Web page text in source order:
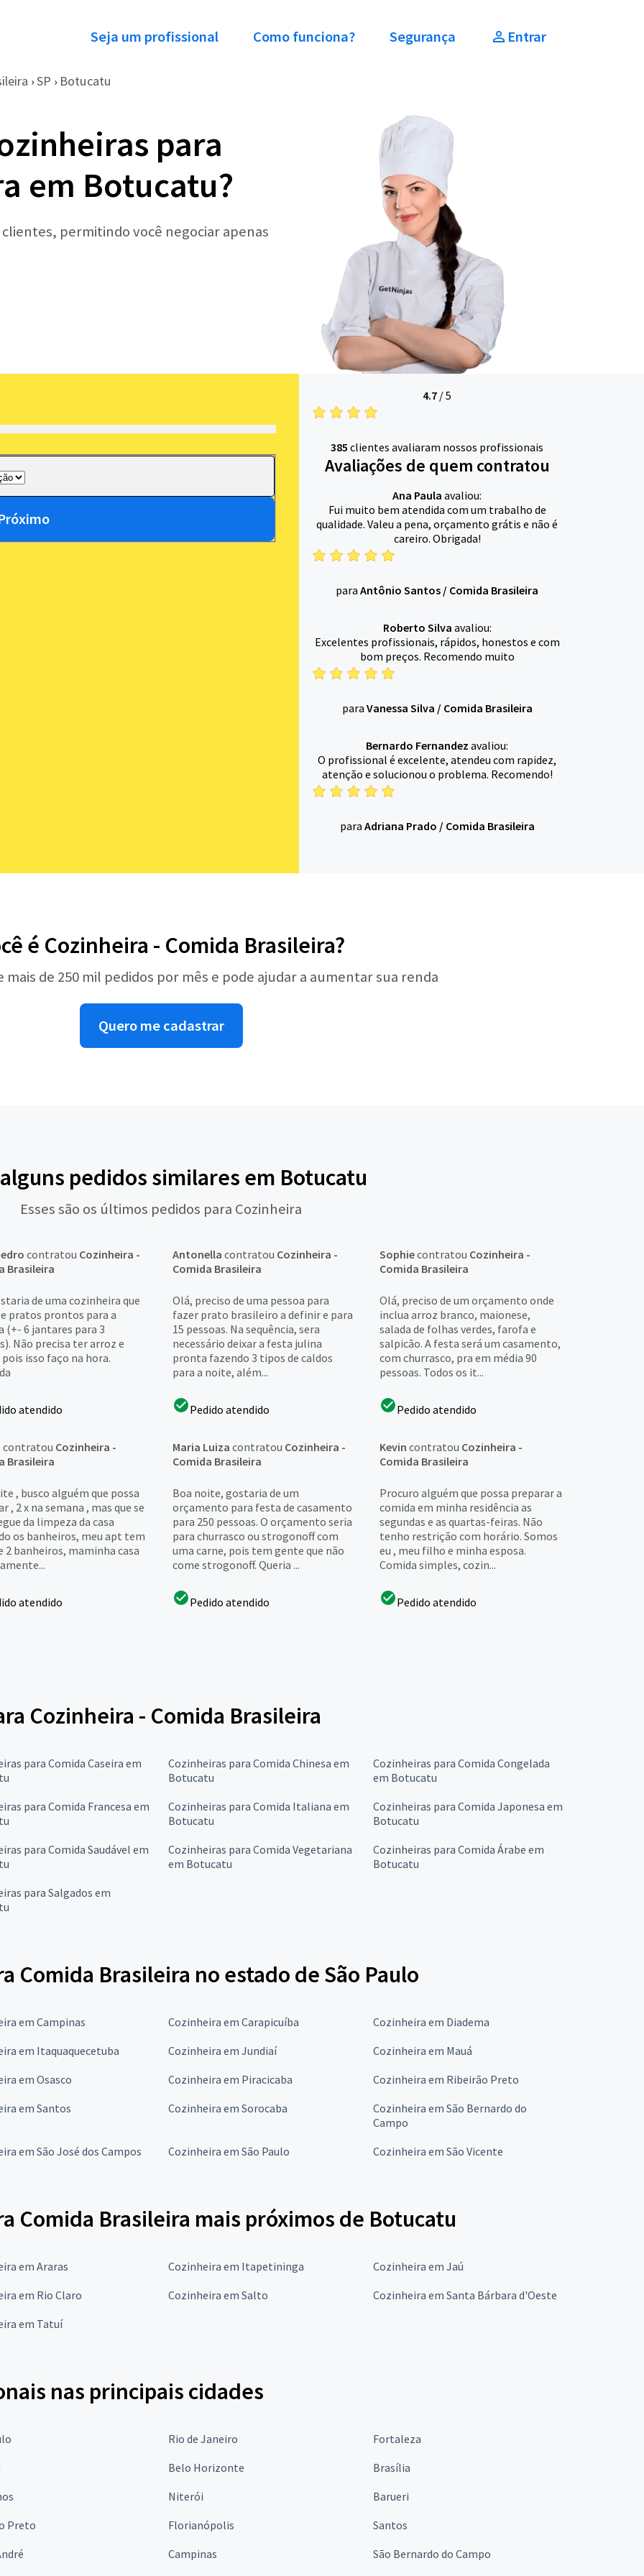
Seja um profissional Como funciona? Segurança Entrar
› SP › Botucatu
para
em Botucatu?
permitindo você negociar apenas
4.7 /5
385 clientes avaliaram nossos profissionais
Avaliações de quem contratou
Ana Paula avaliou:
Fui muito bem atendida com um trabalho de
qualidade. Valeu a pena, orçamento grátis e não é
careiro. Obrigada!
para Antônio Santos / Comida Brasileira
Roberto Silva avaliou:
Excelentes profissionais, rápidos, honestos e com
bom preços. Recomendo muito
para Vanessa Silva / Comida Brasileira
Bernardo Fernandez avaliou:
O profissional é excelente, atendeu com rapidez,
atenção e solucionou o problema. Recomendo!
para Adriana Prado / Comida Brasileira
é Cozinheira - Comida Brasileira?
mais de 250 mil pedidos por mês e pode ajudar a aumentar sua renda
Quero me cadastrar
pedidos similares em Botucatu
Esses são os últimos pedidos para Cozinheira
contratou Cozinheira -
Brasileira
de uma cozinheira que
pratos prontos para a
(+- 6 jantares para 3
Não precisa ter arroz e
isso faço na hora.
atendido
Antonella contratou Cozinheira -
Comida Brasileira
Olá, preciso de uma pessoa para
fazer prato brasileiro a definir e para
15 pessoas. Na sequência, sera
necessário deixar a festa julina
pronta fazendo 3 tipos de caldos
para a noite, além...
Pedido atendido
Sophiecontratou Cozinheira -
Comida Brasileira
Olá, preciso de um orçamento onde
inclua arroz branco, maionese,
salada de folhas verdes, farofa e
salpicão. A festa será um casamento,
com churrasco, pra em média 90
pessoas. Todos os it...
Pedido atendido
contratou Cozinheira -
Brasileira
, busco alguém que possa
, 2 x na semana , mas que se
da limpeza da casa
os banheiros, meu apt tem
2 banheiros, maminha casa
atendido
Maria Luiza contratou Cozinheira -
Comida Brasileira
Boa noite, gostaria de um
orçamento para festa de casamento
para 250 pessoas. O orçamento seria
para churrasco ou strogonoff com
uma carne, pois tem gente que não
come strogonoff. Queria ...
Pedido atendido
Kevin contratou Cozinheira -
Comida Brasileira
Procuro alguém que possa preparar a
comida em minha residência as
segundas e as quartas-feiras. Não
tenho restrição com horário. Somos
eu , meu filho e minha esposa.
Comida simples, cozin...
Pedido atendido
Cozinheira - Comida Brasileira
para Comida Caseira em
Cozinheiras para Comida Chinesa em
Botucatu
Cozinheiras para Comida Congelada
em Botucatu
para Comida Francesa em
Cozinheiras para Comida Italiana em
Botucatu
Cozinheiras para Comida Japonesa em
Botucatu
para Comida Saudável em
Cozinheiras para Comida Vegetariana
em Botucatu
Cozinheiras para Comida Árabe em
Botucatu
para Salgados em
Comida Brasileira no estado de São Paulo
em Campinas Cozinheira em Carapicuíba
Cozinheira em Diadema
em Itaquaquecetuba
Cozinheira em Jundiaí
Cozinheira em Mauá
em Osasco
Cozinheira em Piracicaba
Cozinheira em Ribeirão Preto
em Santos
Cozinheira em Sorocaba
Cozinheira em São Bernardo do
Campo
em São José dos Campos
Cozinheira em São Paulo Cozinheira em São Vicente
Comida Brasileira mais próximos de Botucatu
em Araras Cozinheira em Itapetininga
Cozinheira em Jaú
em Rio Claro
Cozinheira em Salto
Cozinheira em Santa Bárbara d'Oeste
em Tatuí
nas principais cidades
Rio de Janeiro
Fortaleza
Belo Horizonte
Brasília
Niterói
Barueri
Preto
Florianópolis
Santos
Campinas
São Bernardo do Campo